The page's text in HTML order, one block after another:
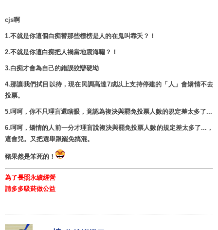
cjs啊
1.不就是你這個白痴替那些標榜是人的在鬼叫靠夭？！
2.不就是你這白痴把人禍當地震海嘯？！
3.白痴才會為自己的錯誤狡辯硬坳
4.那讓我們拭目以待，現在民調高達7成以上支持停建的「人」會矯情不去
投票。
5.呵呵，你不只理盲還瞎眼，竟認為複決與罷免投票人數的規定差太多了...
6.呵呵，矯情的人前一分才理盲說複決與罷免投票人數的規定差太多了...，
這會兒。又把選舉跟罷免搞混。
豬果然是笨死的！
為了長照永續經營
請多多吸菸做公益